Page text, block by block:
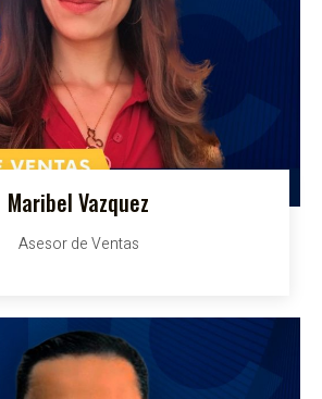
Maribel Vazquez
Asesor de Ventas